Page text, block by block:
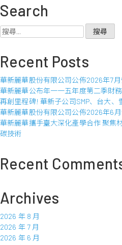
股
公
司
公
佈
營
Search
搜
鍵
Recent Posts
華新麗華股份有限公司公佈2026年7月
華新麗華公布年一一五年度第二季財
再創里程碑! 華新子公司SMP、台大
華新麗華股份有限公司公佈2026年6
華新麗華攜手臺大深化產學合作 聚焦
碳技術
Recent
Archives
2026 年 8 月
2026 年 7 月
2026 年 6 月